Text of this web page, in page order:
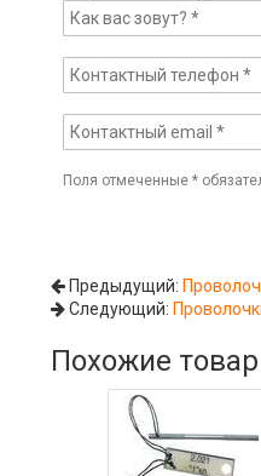
Поля отмеченные*
Предыдущий:
Следующий:
Похожие